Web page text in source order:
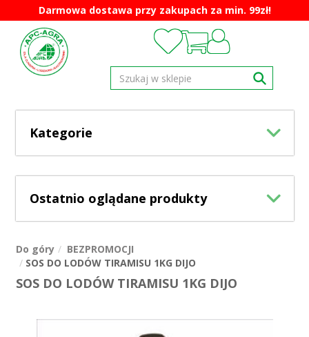
Darmowa dostawa przy zakupach za min. 99zł!
Kategorie
Ostatnio oglądane produkty
Do góry
BEZPROMOCJI
SOS DO LODÓW TIRAMISU 1KG DIJO
SOS DO LODÓW TIRAMISU 1KG DIJO